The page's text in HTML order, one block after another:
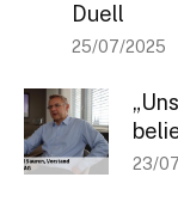
Duell
25/07/2025
23/